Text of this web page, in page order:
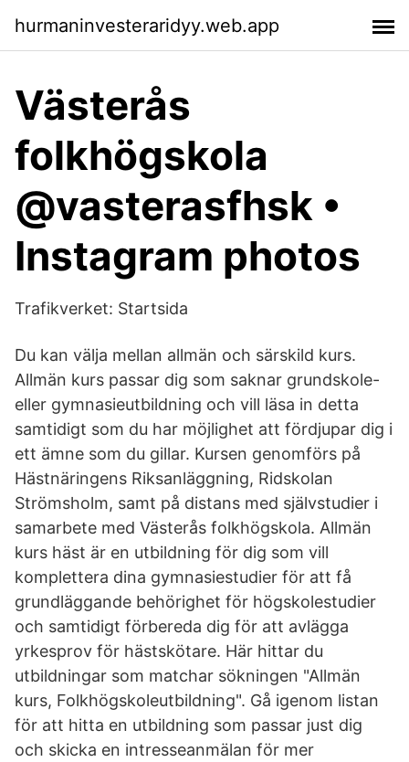
hurmaninvesteraridyy.web.app
Västerås
folkhögskola
@vasterasfhsk •
Instagram photos
Trafikverket: Startsida
Du kan välja mellan allmän och särskild kurs.
Allmän kurs passar dig som saknar grundskole-
eller gymnasieutbildning och vill läsa in detta
samtidigt som du har möjlighet att fördjupar dig i
ett ämne som du gillar. Kursen genomförs på
Hästnäringens Riksanläggning, Ridskolan
Strömsholm, samt på distans med självstudier i
samarbete med Västerås folkhögskola. Allmän
kurs häst är en utbildning för dig som vill
komplettera dina gymnasiestudier för att få
grundläggande behörighet för högskolestudier
och samtidigt förbereda dig för att avlägga
yrkesprov för hästskötare. Här hittar du
utbildningar som matchar sökningen "Allmän
kurs, Folkhögskoleutbildning". Gå igenom listan
för att hitta en utbildning som passar just dig
och skicka en intresseanmälan för mer